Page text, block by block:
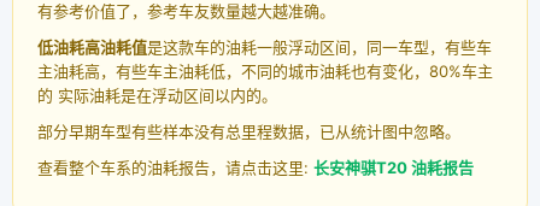
有参考价值了，参考车友数量越大越准确。
低油耗高油耗值是这款车的油耗一般浮动区间，同一车型，有些车
主油耗高，有些车主油耗低，不同的城市油耗也有变化，80%车主
的 实际油耗是在浮动区间以内的。
部分早期车型有些样本没有总里程数据，已从统计图中忽略。
查看整个车系的油耗报告，请点击这里: 长安神骐T20 油耗报告